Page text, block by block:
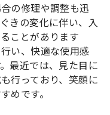
の修理や調整も迅
きの変化に伴い、入
ことがあります
い、快適な使用感
最近では、見た目に
行っており、笑顔に
めです。